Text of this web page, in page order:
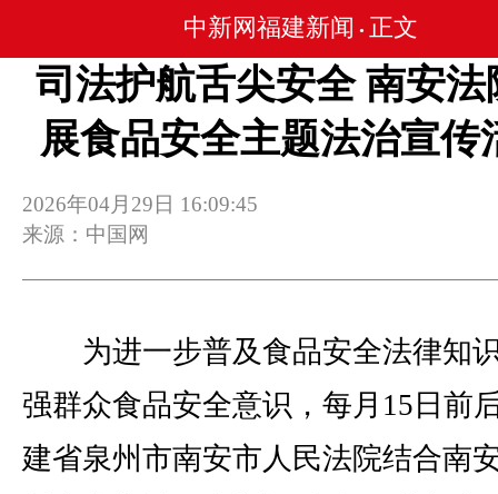
中新网福建新闻 • 正文
司法护航舌尖安全 南安法
展食品安全主题法治宣传
2026年04月29日 16:09:45
来源：中国网
为进一步普及食品安全法律知
强群众食品安全意识，每月15日前
建省泉州市南安市人民法院结合南